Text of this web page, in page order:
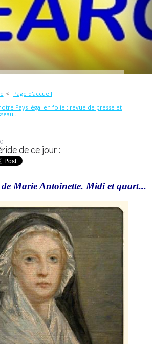
Page d'accueil
Pays légal en folie : revue de presse et
de ce jour :
de Marie Antoinette. Midi et quart...